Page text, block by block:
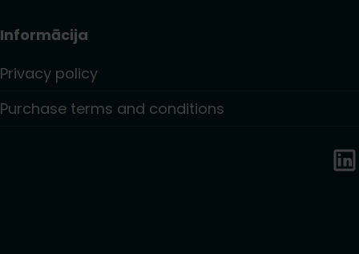
Informācija
Privacy policy
Purchase terms and conditions